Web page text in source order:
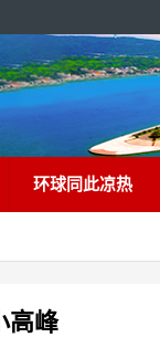
环球同此凉热
高峰